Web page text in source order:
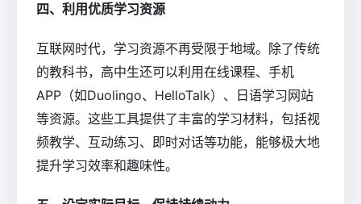
四、利用优质学习资源
互联网时代，学习资源不再受限于地域。除了传统
的教科书，高中生还可以利用在线课程、手机
APP（如Duolingo、HelloTalk）、日语学习网站
等资源。这些工具提供了丰富的学习材料，包括视
频教学、互动练习、即时对话等功能，能够极大地
提升学习效率和趣味性。